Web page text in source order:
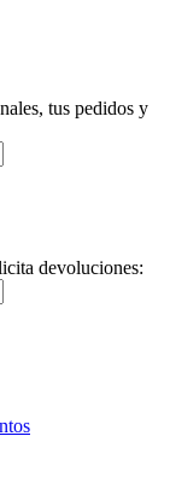
tus pedidos y
devoluciones: